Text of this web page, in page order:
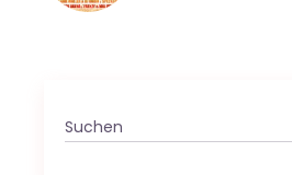
Search
for: